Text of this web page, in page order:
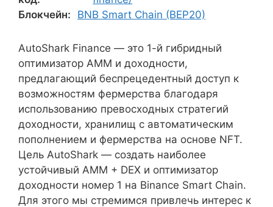
Блокчейн:
BNB Smart Chain (BEP20)
AutoShark Finance — это 1-й гибридный
оптимизатор АММ и доходности,
предлагающий беспрецедентный доступ к
возможностям фермерства благодаря
использованию превосходных стратегий
доходности, хранилищ с автоматическим
пополнением и фермерства на основе NFT.
Цель AutoShark — создать наиболее
устойчивый AMM + DEX и оптимизатор
доходности номер 1 на Binance Smart Chain.
Для этого мы стремимся привлечь интерес к